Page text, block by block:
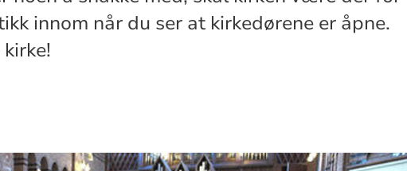
innom når du ser at kirkedørene er åpne.